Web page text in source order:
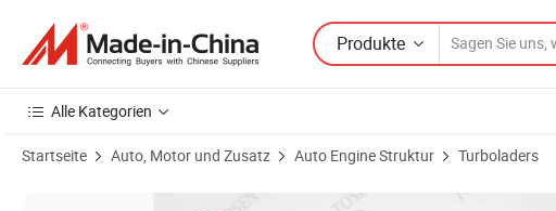
Produkte
Alle Kategorien
Startseite Auto, Motor und Zusatz Auto Engine Struktur Turboladers
Produktbilder von CT15 Turbolader 17201-46040 für Toyota 1jz-Gte Autozubehör